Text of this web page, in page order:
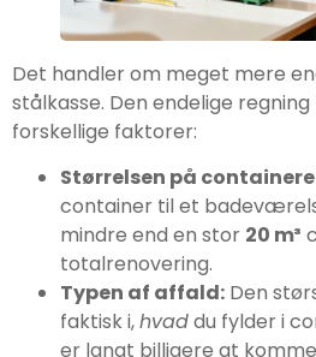
Det handler om meget mere
stålkasse. Den endelige
forskellige faktorer:
Størrelsen på
container til et
mindre end en stor 20 m³
totalrenovering.
Typen af affald: Den
faktisk i,hvaddu fylder i
er langt billigere at